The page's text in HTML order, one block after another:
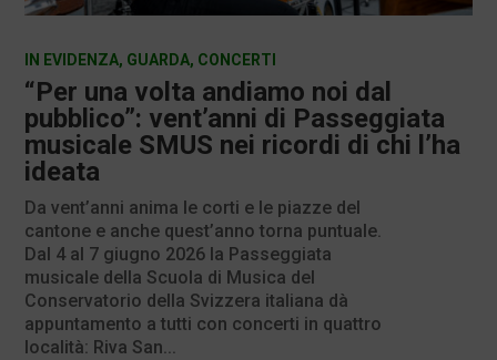
“Per una volta andiamo noi dal
pubblico”: vent’anni di Passeggiata
musicale SMUS nei ricordi di chi l’ha
ideata
IN EVIDENZA, GUARDA, CONCERTI
Da vent’anni anima le corti e le piazze del
cantone e anche quest’anno torna puntuale.
Dal 4 al 7 giugno 2026 la Passeggiata
musicale della Scuola di Musica del
Conservatorio della Svizzera italiana dà
appuntamento a tutti con concerti in quattro
località: Riva San...